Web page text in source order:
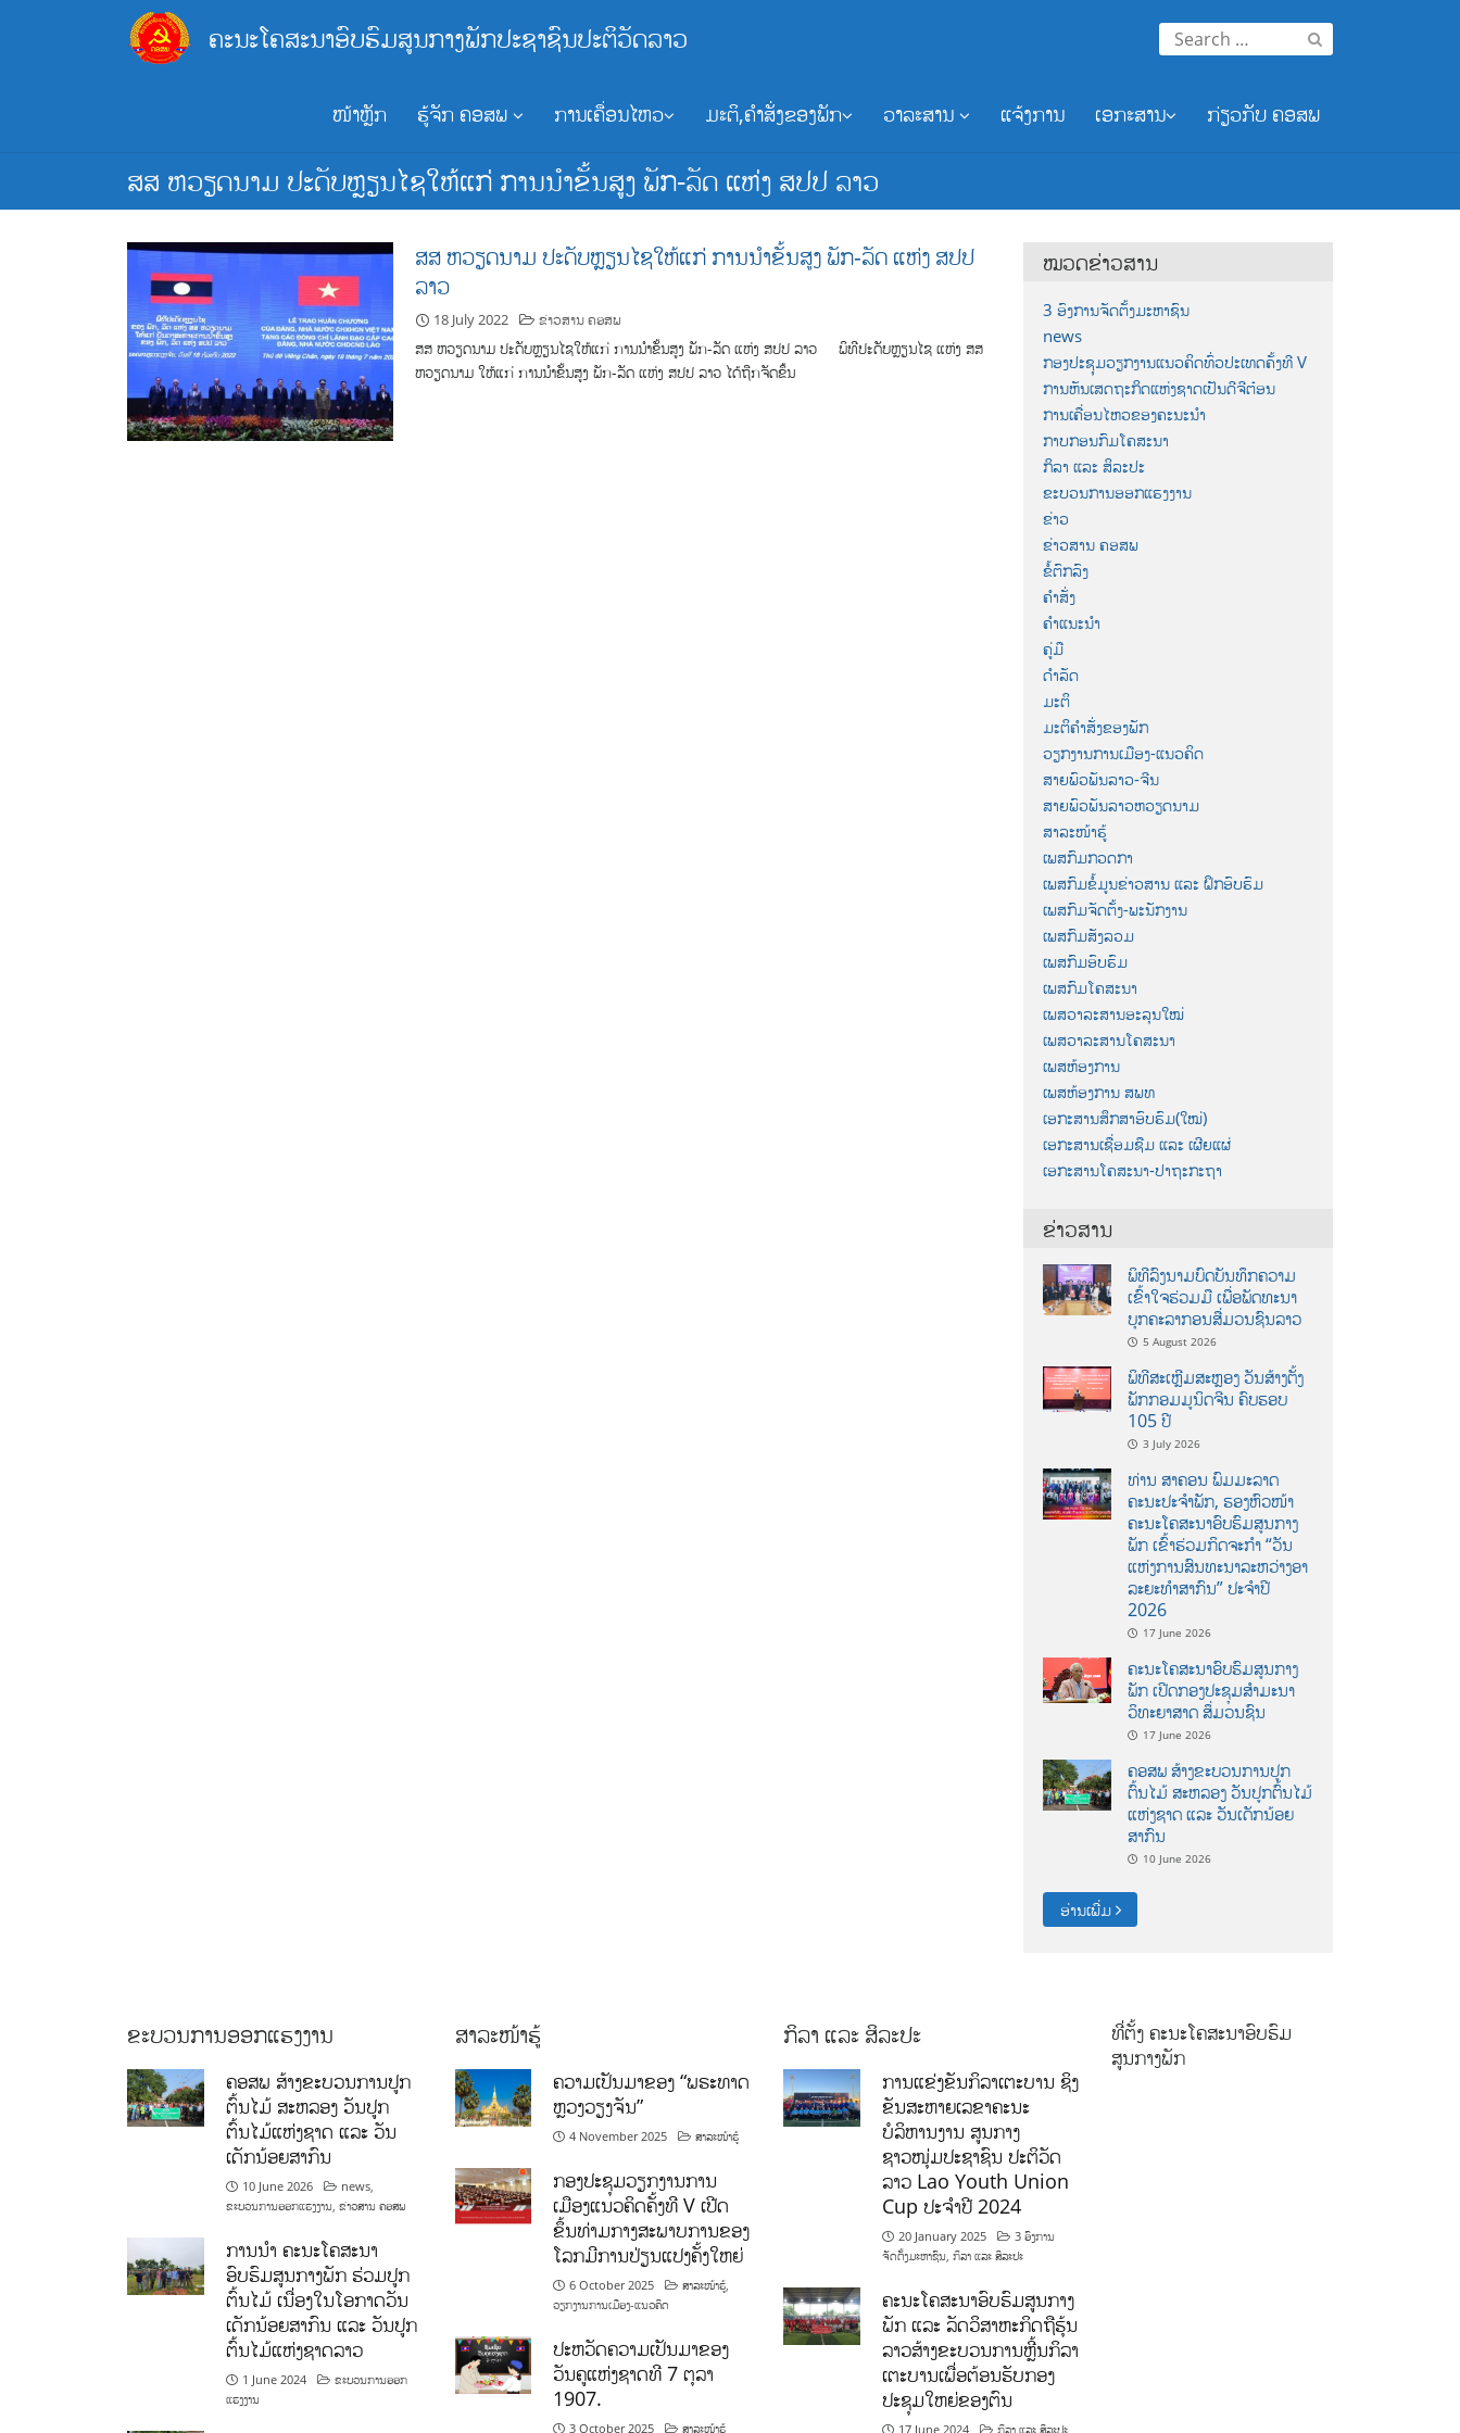
ຄະນະໂຄສະນາອົບຮົມສູນກາງພັກປະຊາຊົນປະຕິວັດລາວ
Search
for:
ໜ້າຫຼັກ ຮູ້ຈັກ ຄອສພ ການເຄື່ອນໄຫວ ມະຕິ,ຄຳສັ່ງຂອງພັກ ວາລະສານ ແຈ້ງການ ເອກະສານ ກ່ຽວກັບ ຄອສພ
ສສ ຫວຽດນາມ ປະດັບຫຼຽນໄຊໃຫ້ແກ່ ການນໍາຂັ້ນສູງ ພັກ-ລັດ ແຫ່ງ ສປປ ລາວ
ສສ ຫວຽດນາມ ປະດັບຫຼຽນໄຊໃຫ້ແກ່ ການນໍາຂັ້ນສູງ ພັກ-ລັດ ແຫ່ງ ສປປ
ລາວ
18 July 2022 ຂ່າວສານ ຄອສພ
ສສ ຫວຽດນາມ ປະດັບຫຼຽນໄຊໃຫ້ແກ່ ການນໍາຂັ້ນສູງ ພັກ-ລັດ ແຫ່ງ ສປປ ລາວ ພິທີປະດັບຫຼຽນໄຊ ແຫ່ງ ສສ
ຫວຽດນາມ ໃຫ້ແກ່ ການນໍາຂັ້ນສູງ ພັກ-ລັດ ແຫ່ງ ສປປ ລາວ ໄດ້ຖືກຈັດຂຶ້ນ
ໝວດຂ່າວສານ
3 ອົງການຈັດຕັ້ງມະຫາຊົນ
news
ກອງປະຊຸມວຽກງານແນວຄິດທົ່ວປະເທດຄັ້ງທີ V
ການຫັນເສດຖະກິດແຫ່ງຊາດເປັນດີຈີຕ໋ອນ
ການເຄື່ອນໄຫວຂອງຄະນະນຳ
ກາບກອນກົມໂຄສະນາ
ກິລາ ແລະ ສິລະປະ
ຂະບວນການອອກແຮງງານ
ຂ່າວ
ຂ່າວສານ ຄອສພ
ຂໍ້ຕົກລົງ
ຄຳສັ່ງ
ຄຳແນະນຳ
ຄູ່ມື
ດຳລັດ
ມະຕິ
ມະຕິຄຳສັ່ງຂອງພັກ
ວຽກງານການເມືອງ-ແນວຄິດ
ສາຍພົວພັນລາວ-ຈີນ
ສາຍພົວພັນລາວຫວຽດນາມ
ສາລະໜ້າຮູ້
ເພສກົມກວດກາ
ເພສກົມຂໍ້ມູນຂ່າວສານ ແລະ ຝຶກອົບຮົມ
ເພສກົມຈັດຕັ້ງ-ພະນັກງານ
ເພສກົມສັງລວມ
ເພສກົມອົບຮົມ
ເພສກົມໂຄສະນາ
ເພສວາລະສານອະລຸນໃໝ່
ເພສວາລະສານໂຄສະນາ
ເພສຫ້ອງການ
ເພສຫ້ອງການ ສພທ
ເອກະສານສຶກສາອົບຮົມ(ໃໝ່)
ເອກະສານເຊື່ອມຊືມ ແລະ ເຜີຍແຜ່
ເອກະສານໂຄສະນາ-ປາຖະກະຖາ
ຂ່າວສານ
ພິທີລົງນາມບົດບັນທຶກຄວາມ
ເຂົ້າໃຈຮ່ວມມື ເພື່ອພັດທະນາ
ບຸກຄະລາກອນສື່ມວນຊົນລາວ
5 August 2026
ພິທີສະເຫຼີມສະຫຼອງ ວັນສ້າງຕັ້ງ
ພັກກອມມູນິດຈີນ ຄົບຮອບ
105 ປີ
3 July 2026
ທ່ານ ສາຄອນ ພົມມະລາດ
ຄະນະປະຈໍາພັກ, ຮອງຫົວໜ້າ
ຄະນະໂຄສະນາອົບຮົມສູນກາງ
ພັກ ເຂົ້າຮ່ວມກິດຈະກຳ “ວັນ
ແຫ່ງການສົນທະນາລະຫວ່າງອາ
ລະຍະທຳສາກົນ” ປະຈຳປີ
2026
17 June 2026
ຄະນະໂຄສະນາອົບຮົມສູນກາງ
ພັກ ເປີດກອງປະຊຸມສຳມະນາ
ວິທະຍາສາດ ສຶ່ມວນຊົນ
17 June 2026
ຄອສພ ສ້າງຂະບວນການປູກ
ຕົ້ນໄມ້ ສະຫລອງ ວັນປູກຕົ້ນໄມ້
ແຫ່ງຊາດ ແລະ ວັນເດັກນ້ອຍ
ສາກົນ
10 June 2026
ອ່ານເພີ່ມ
ຂະບວນການອອກແຮງງານ
ຄອສພ ສ້າງຂະບວນການປູກ
ຕົ້ນໄມ້ ສະຫລອງ ວັນປູກ
ຕົ້ນໄມ້ແຫ່ງຊາດ ແລະ ວັນ
ເດັກນ້ອຍສາກົນ
10 June 2026 news,
ຂະບວນການອອກແຮງງານ, ຂ່າວສານ ຄອສພ
ການນໍາ ຄະນະໂຄສະນາ
ອົບຮົມສູນກາງພັກ ຮ່ວມປູກ
ຕົ້ນໄມ້ ເນື່ອງໃນໂອກາດວັນ
ເດັກນ້ອຍສາກົນ ແລະ ວັນປູກ
ຕົ້ນໄມ້ແຫ່ງຊາດລາວ
1 June 2024
ຂະບວນການອອກ
ແຮງງານ
ສາລະໜ້າຮູ້
ຄວາມເປັນມາຂອງ “ພຣະທາດ
ຫຼວງວຽງຈັນ”
4 November 2025 ສາລະໜ້າຮູ້
ກອງປະຊຸມວຽກງານການ
ເມືອງແນວຄິດຄັ້ງທີ V ເປີດ
ຂຶ້ນທ່າມກາງສະພາບການຂອງ
ໂລກມີການປ່ຽນແປງຄັ້ງໃຫຍ່
6 October 2025 ສາລະໜ້າຮູ້,
ວຽກງານການເມືອງ-ແນວຄິດ
ປະຫວັດຄວາມເປັນມາຂອງ
ວັນຄູແຫ່ງຊາດທີ 7 ຕຸລາ
1907.
3 October 2025 ສາລະໜ້າຮູ້
ກິລາ ແລະ ສິລະປະ
ການແຂ່ງຂັນກິລາເຕະບານ ຊິງ
ຂັນສະຫາຍເລຂາຄະນະ
ບໍລິຫານງານ ສູນກາງ
ຊາວໜຸ່ມປະຊາຊົນ ປະຕິວັດ
ລາວ Lao Youth Union
Cup ປະຈຳປີ 2024
20 January 2025
3 ອົງການ
ຈັດຕັ້ງມະຫາຊົນ, ກິລາ ແລະ ສິລະປະ
ຄະນະໂຄສະນາອົບຮົມສູນກາງ
ພັກ ແລະ ລັດວິສາຫະກິດຖືຮຸ້ນ
ລາວສ້າງຂະບວນການຫຼີ້ນກິລາ
ເຕະບານເພື່ອຕ້ອນຮັບກອງ
ປະຊຸມໃຫຍ່ຂອງຕົນ
17 June 2024 ກິລາ ແລະ ສິລະປະ
ທີ່ຕັ້ງ ຄະນະໂຄສະນາອົບຮົມ
ສູນກາງພັກ